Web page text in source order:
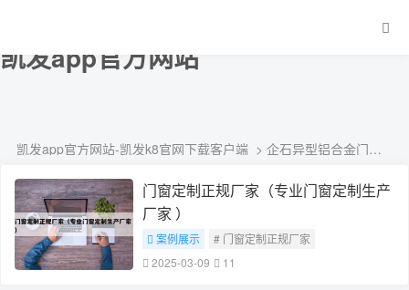
企石异型铝合金门窗定制生产厂家-
凯发app官方网站
凯发app官方网站-凯发k8官网下载客户端 > 企石异型铝合金门窗定制生产厂家
门窗定制正规厂家（专业门窗定制生产
厂家 ）
案例展示
# 门窗定制正规厂家
2025-03-09
11